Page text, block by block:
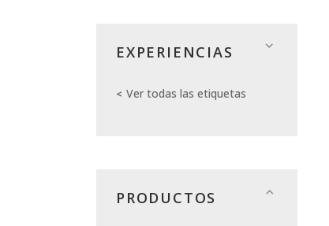
EXPERIENCIAS
Ver todas las etiquetas
PRODUCTOS